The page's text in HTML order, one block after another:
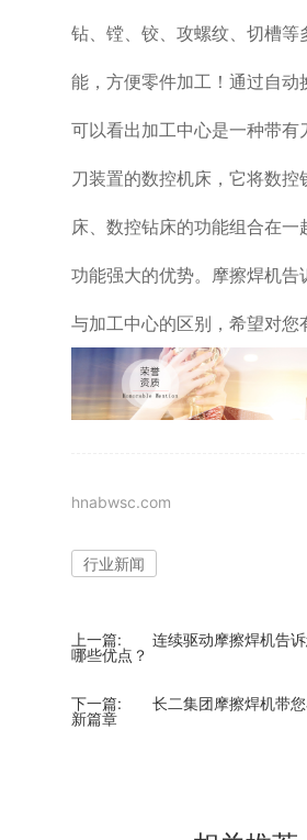
钻、镗、铰、攻螺纹、切槽等
能，方便零件加工！通过自动
可以看出加工中心是一种带有
刀装置的数控机床，它将数控
床、数控钻床的功能组合在一
功能强大的优势。摩擦焊机告
与加工中心的区别，希望对您
hnabwsc.com
行业新闻
上一篇:
连续驱动摩擦焊机告
哪些优点？
下一篇:
长二集团摩擦焊机带
新篇章